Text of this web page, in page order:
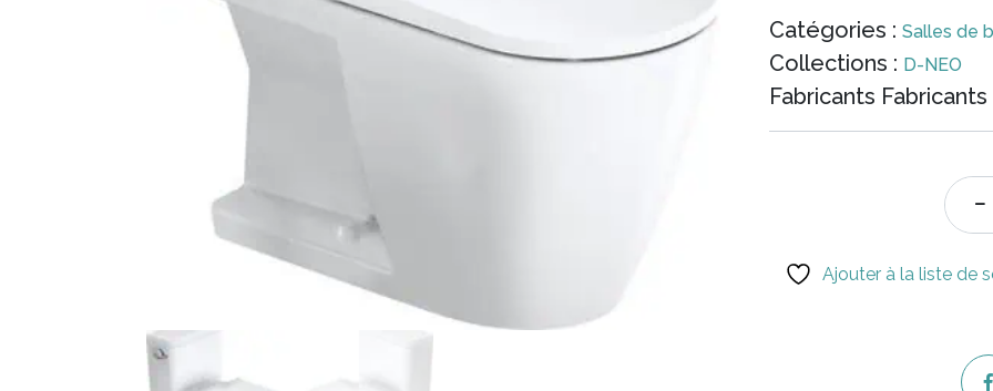
Catégories : Salles de
Collections : D-NEO
Fabricants
Ajouter à la liste de